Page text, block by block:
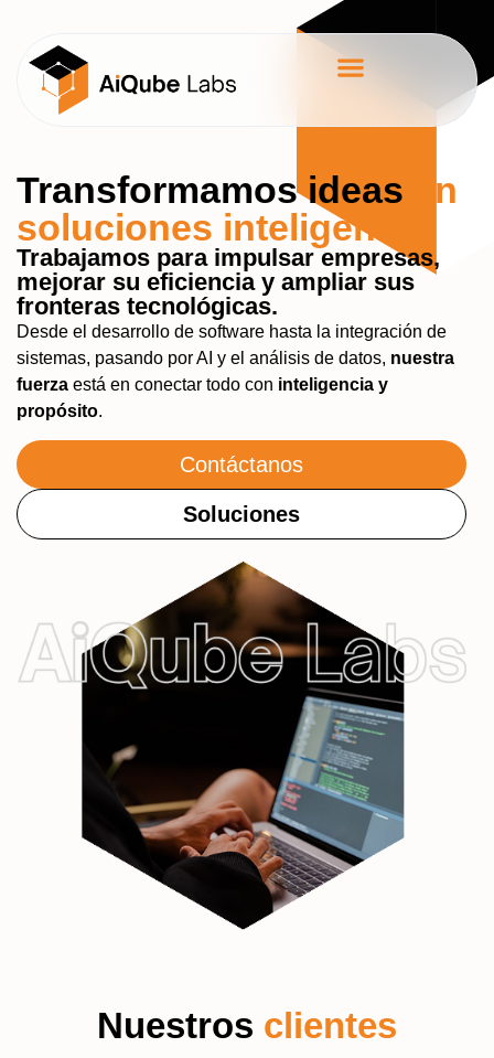
Transformamos ideas
en
soluciones inteligentes
Trabajamos para impulsar empresas,
mejorar su eficiencia y ampliar sus
fronteras tecnológicas.
Desde el desarrollo de software hasta la integración de
sistemas, pasando por AI y el análisis de datos, nuestra
fuerza está en conectar todo con inteligencia y
propósito.
Contáctanos
Soluciones
Nuestros clientes